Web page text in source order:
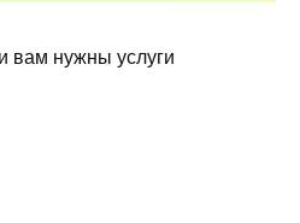
вам нужны услуги